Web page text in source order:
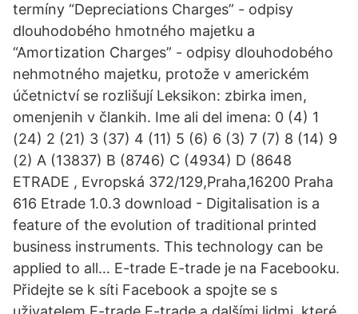
termíny “Depreciations Charges” - odpisy
dlouhodobého hmotného majetku a
“Amortization Charges” - odpisy dlouhodobého
nehmotného majetku, protože v americkém
účetnictví se rozlišují Leksikon: zbirka imen,
omenjenih v člankih. Ime ali del imena: 0 (4) 1
(24) 2 (21) 3 (37) 4 (11) 5 (6) 6 (3) 7 (7) 8 (14) 9
(2) A (13837) B (8746) C (4934) D (8648
ETRADE , Evropská 372/129,Praha,16200 Praha
616 Etrade 1.0.3 download - Digitalisation is a
feature of the evolution of traditional printed
business instruments. This technology can be
applied to all… E-trade E-trade je na Facebooku.
Přidejte se k síti Facebook a spojte se s